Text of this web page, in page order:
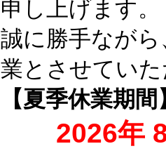
申し上げます。
誠に勝手なが
業とさせてい
【夏季休業期間
2026年